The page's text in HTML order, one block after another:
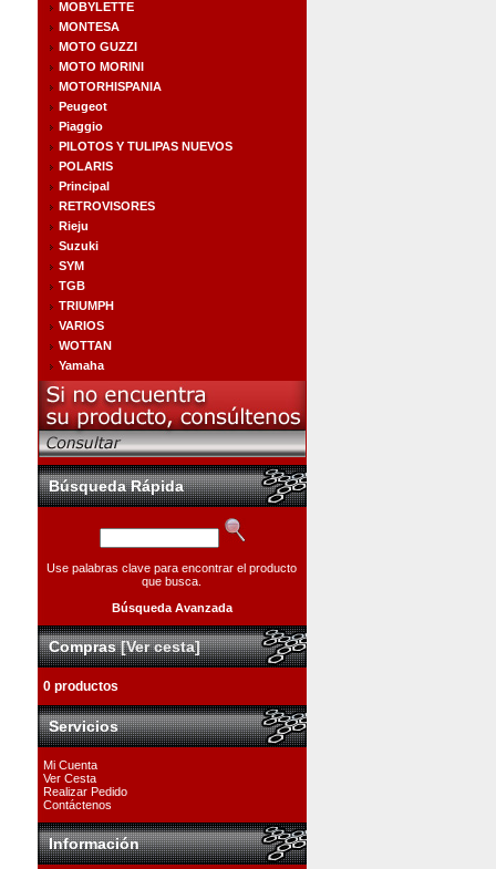
MOBYLETTE
MONTESA
MOTO GUZZI
MOTO MORINI
MOTORHISPANIA
Peugeot
Piaggio
PILOTOS Y TULIPAS NUEVOS
POLARIS
Principal
RETROVISORES
Rieju
Suzuki
SYM
TGB
TRIUMPH
VARIOS
WOTTAN
Yamaha
Búsqueda Rápida
Use palabras clave para encontrar el producto
que busca.
Búsqueda Avanzada
Compras[Ver cesta]
0 productos
Servicios
Mi Cuenta
Ver Cesta
Realizar Pedido
Contáctenos
Información